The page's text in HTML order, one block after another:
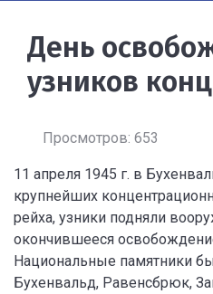
День
узников
Просмотров: 653
11 апреля 1945 г. в
крупнейших
рейха, узники подняли
окончившееся
Национальные памятники
Бухенвальд, Равенсбрюк,